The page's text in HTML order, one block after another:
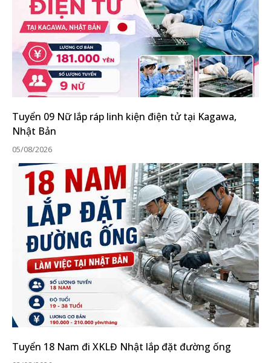
Tuyển 09 Nữ lắp ráp linh kiện điện tử tại Kagawa,
Nhật Bản
05/08/2026
Tuyển 18 Nam đi XKLĐ Nhật lắp đặt đường ống